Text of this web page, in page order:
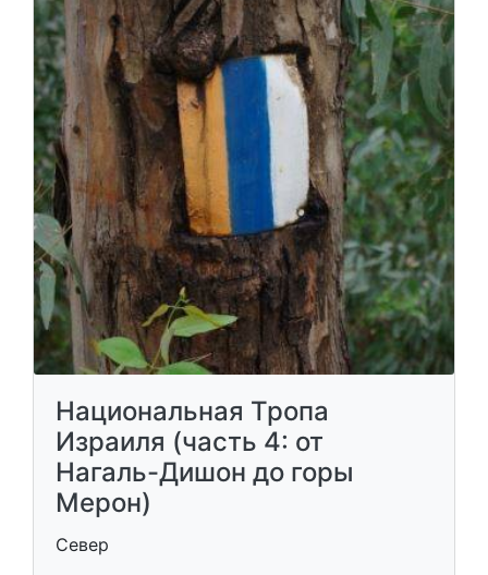
Национальная Тропа
Израиля (часть 4: от
Нагаль-Дишон до горы
Мерон)
Север